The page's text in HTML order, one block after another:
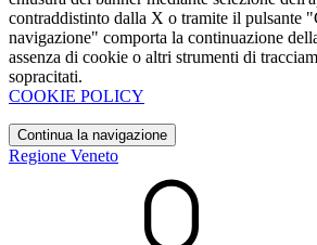
contraddistinto dalla X o tramite il pulsante
navigazione" comporta la continuazione
assenza di cookie o altri strumenti di
sopracitati.
COOKIE POLICY
Continua la navigazione
Regione Veneto